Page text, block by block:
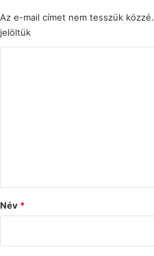
Az e-mail címet nem tesszük közzé.
jelöltük
ó
Név *